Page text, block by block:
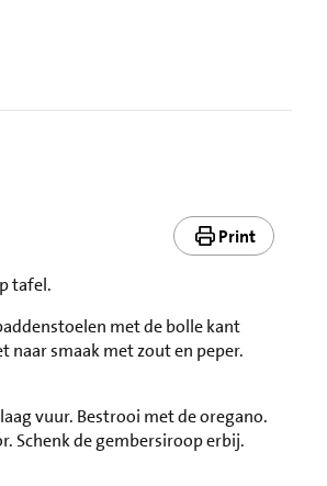
Print
tafel.
met de bolle kant
naar smaak met zout en peper.
vuur. Bestrooi met de oregano.
Schenk de gembersiroop erbij.